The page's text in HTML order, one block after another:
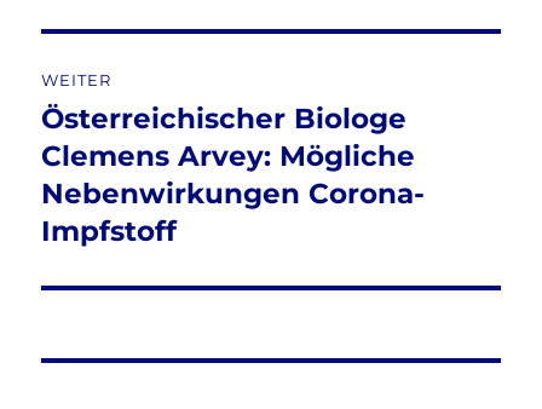
WEITER
Nächster
Beitrag:
Österreichischer Biologe
Clemens Arvey: Mögliche
Nebenwirkungen Corona-
Impfstoff